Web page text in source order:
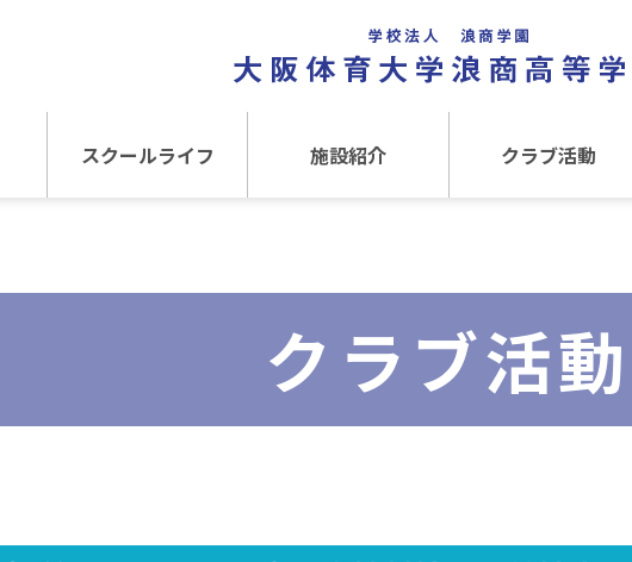
スクールライフ 施設紹介 クラブ活動
文化クラブ
クラブ活動